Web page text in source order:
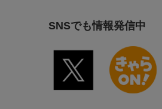
SNSでも情報発信中